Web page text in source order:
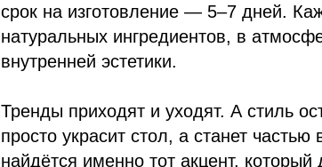
срок на изготовление — 5–7 дней.
натуральных ингредиентов, в
внутренней эстетики.
Тренды приходят и уходят. А стиль
просто украсит стол, а станет
найдётся именно тот акцент,